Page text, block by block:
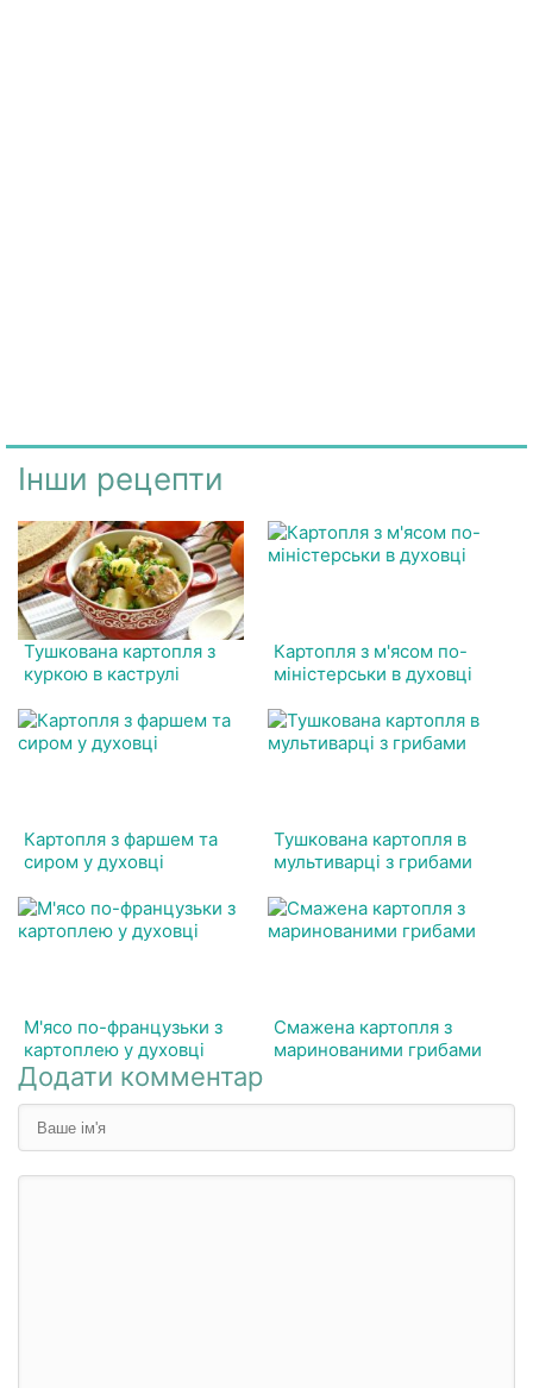
Інши рецепти
Тушкована картопля з
куркою в каструлі
Картопля з м'ясом по-
міністерськи в духовці
Картопля з фаршем та
сиром у духовці
Тушкована картопля в
мультиварці з грибами
М'ясо по-французьки з
картоплею у духовці
Смажена картопля з
маринованими грибами
Додати комментар